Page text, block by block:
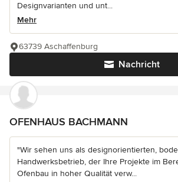
Designvarianten und unt...
Mehr
Nachricht
63739 Aschaffenburg
OFENHAUS BACHMANN
"Wir sehen uns als designorientierten,
Handwerksbetrieb, der Ihre Projekte im
Ofenbau in hoher Qualität verw...